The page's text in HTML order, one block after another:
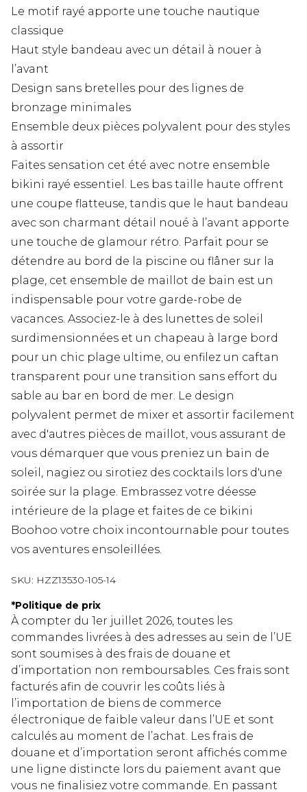
Le motif rayé apporte une touche nautique
classique
Haut style bandeau avec un détail à nouer à
l’avant
Design sans bretelles pour des lignes de
bronzage minimales
Ensemble deux pièces polyvalent pour des styles
à assortir
Faites sensation cet été avec notre ensemble
bikini rayé essentiel. Les bas taille haute offrent
une coupe flatteuse, tandis que le haut bandeau
avec son charmant détail noué à l’avant apporte
une touche de glamour rétro. Parfait pour se
détendre au bord de la piscine ou flâner sur la
plage, cet ensemble de maillot de bain est un
indispensable pour votre garde-robe de
vacances. Associez-le à des lunettes de soleil
surdimensionnées et un chapeau à large bord
pour un chic plage ultime, ou enfilez un caftan
transparent pour une transition sans effort du
sable au bar en bord de mer. Le design
polyvalent permet de mixer et assortir facilement
avec d'autres pièces de maillot, vous assurant de
vous démarquer que vous preniez un bain de
soleil, nagiez ou sirotiez des cocktails lors d'une
soirée sur la plage. Embrassez votre déesse
intérieure de la plage et faites de ce bikini
Boohoo votre choix incontournable pour toutes
vos aventures ensoleillées.
SKU: HZZ13530-105-14
*Politique de prix
À compter du 1er juillet 2026, toutes les
commandes livrées à des adresses au sein de l’UE
sont soumises à des frais de douane et
d’importation non remboursables. Ces frais sont
facturés afin de couvrir les coûts liés à
l’importation de biens de commerce
électronique de faible valeur dans l’UE et sont
calculés au moment de l’achat. Les frais de
douane et d’importation seront affichés comme
une ligne distincte lors du paiement avant que
vous ne finalisiez votre commande. En passant